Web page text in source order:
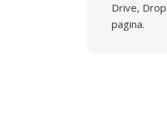
Drive,
pagina.